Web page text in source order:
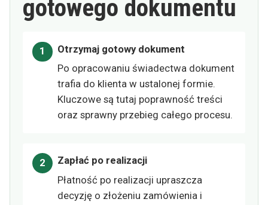
gotowego dokumentu
Otrzymaj gotowy dokument
Po opracowaniu świadectwa dokument
trafia do klienta w ustalonej formie.
Kluczowe są tutaj poprawność treści
oraz sprawny przebieg całego procesu.
Zapłać po realizacji
Płatność po realizacji upraszcza
decyzję o złożeniu zamówienia i